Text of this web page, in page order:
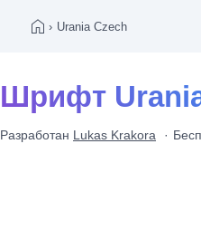
› Urania Czech
Шрифт
Разработан Lukas Krakora